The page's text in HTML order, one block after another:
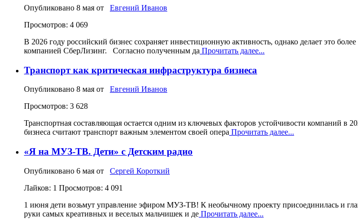
Опубликовано 8 мая от Евгений Иванов
Просмотров: 4 069
В 2026 году российский бизнес сохраняет инвестиционную активность, однако делает это
компанией СберЛизинг. Согласно полученным да Прочитать далее...
Транспорт как критическая инфраструктура бизнеса
Опубликовано 8 мая от Евгений Иванов
Просмотров: 3 628
Транспортная составляющая остается одним из ключевых факторов устойчивости компаний в
бизнеса считают транспорт важным элементом своей опера Прочитать далее...
«Я на МУЗ‑ТВ. Дети» с Детским радио
Опубликовано 6 мая от Сергей Короткий
Лайков: 1 Просмотров: 4 091
1 июня дети возьмут управление эфиром МУЗ-ТВ! К необычному проекту присоединилась и
руки самых креативных и веселых мальчишек и де Прочитать далее...